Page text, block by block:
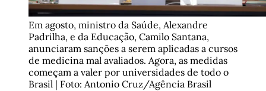
Em agosto, ministro da Saúde, Alexandre
Padrilha, e da Educação, Camilo Santana,
anunciaram sanções a serem aplicadas a cursos
de medicina mal avaliados. Agora, as medidas
começam a valer por universidades de todo o
Brasil | Foto: Antonio Cruz/Agência Brasil